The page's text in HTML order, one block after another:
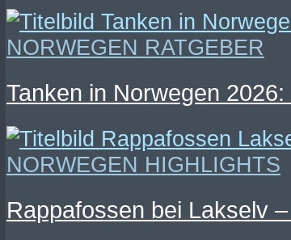
NORWEGEN RATGEBER
Tanken in Norwegen
NORWEGEN HIGHLIGHTS
Rappafossen bei Lakselv